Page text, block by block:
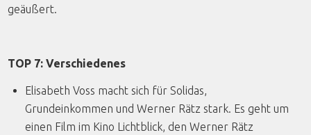
geäußert.
TOP 7: Verschiedenes
Elisabeth Voss macht sich für Solidas,
Grundeinkommen und Werner Rätz stark. Es geht um
einen Film im Kino Lichtblick, den Werner Rätz